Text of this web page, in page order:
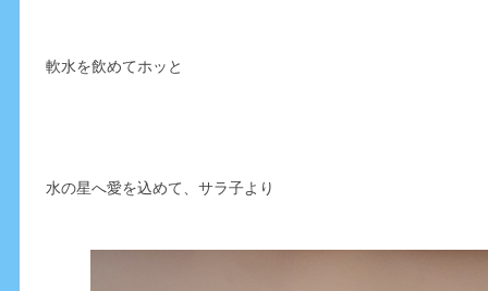
軟水を飲めてホッと
水の星へ愛を込めて、サラ子より